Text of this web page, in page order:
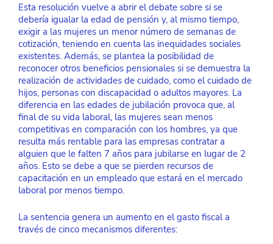
Esta resolución vuelve a abrir el debate sobre si se
debería igualar la edad de pensión y, al mismo tiempo,
exigir a las mujeres un menor número de semanas de
cotización, teniendo en cuenta las inequidades sociales
existentes. Además, se plantea la posibilidad de
reconocer otros beneficios pensionales si se demuestra la
realización de actividades de cuidado, como el cuidado de
hijos, personas con discapacidad o adultos mayores. La
diferencia en las edades de jubilación provoca que, al
final de su vida laboral, las mujeres sean menos
competitivas en comparación con los hombres, ya que
resulta más rentable para las empresas contratar a
alguien que le falten 7 años para jubilarse en lugar de 2
años. Esto se debe a que se pierden recursos de
capacitación en un empleado que estará en el mercado
laboral por menos tiempo.
La sentencia genera un aumento en el gasto fiscal a
través de cinco mecanismos diferentes: